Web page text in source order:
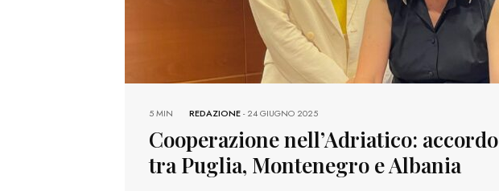
REDAZIONE-24 GIUGNO 2025
5 MIN
Cooperazione nell’Adriatico: accordo
tra Puglia, Montenegro e Albania